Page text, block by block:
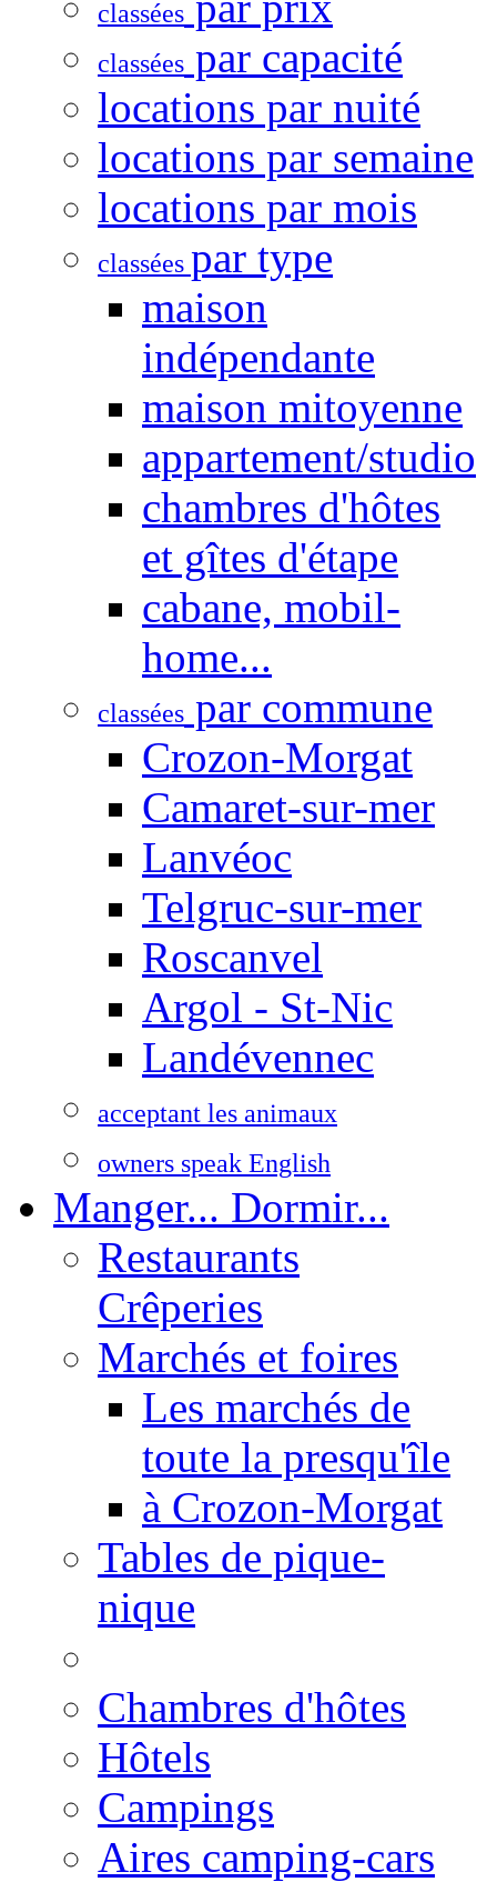
classées
classées par capacité
locations par nuité
locations par semaine
locations par mois
classées par type
maison
indépendante
maison mitoyenne
appartement/studio
chambres d'hôtes
et gîtes d'étape
cabane, mobil-
home...
classées par commune
Crozon-Morgat
Camaret-sur-mer
Lanvéoc
Telgruc-sur-mer
Roscanvel
Argol - St-Nic
Landévennec
acceptant les animaux
owners speak English
Manger... Dormir...
Restaurants
Crêperies
Marchés et foires
Les marchés de
toute la presqu'île
à Crozon-Morgat
Tables de pique-
nique
Chambres d'hôtes
Hôtels
Campings
Aires camping-cars